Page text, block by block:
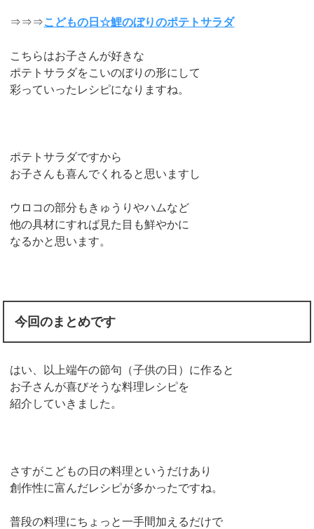
⇒⇒⇒こどもの日☆鯉のぼりのポテトサラダ
こちらはお子さんが好きな
ポテトサラダをこいのぼりの形にして
彩っていったレシピになりますね。
ポテトサラダですから
お子さんも喜んでくれると思いますし
ウロコの部分もきゅうりやハムなど
他の具材にすれば見た目も鮮やかに
なるかと思います。
今回のまとめです
はい、以上端午の節句（子供の日）に作ると
お子さんが喜びそうな料理レシピを
紹介していきました。
さすがこどもの日の料理というだけあり
創作性に富んだレシピが多かったですね。
普段の料理にちょっと一手間加えるだけで